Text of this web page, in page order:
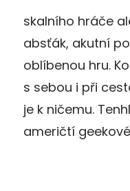
skalního hráče
absťák, akutní
oblíbenou hru.
s sebou i při
je k ničemu.
američtí